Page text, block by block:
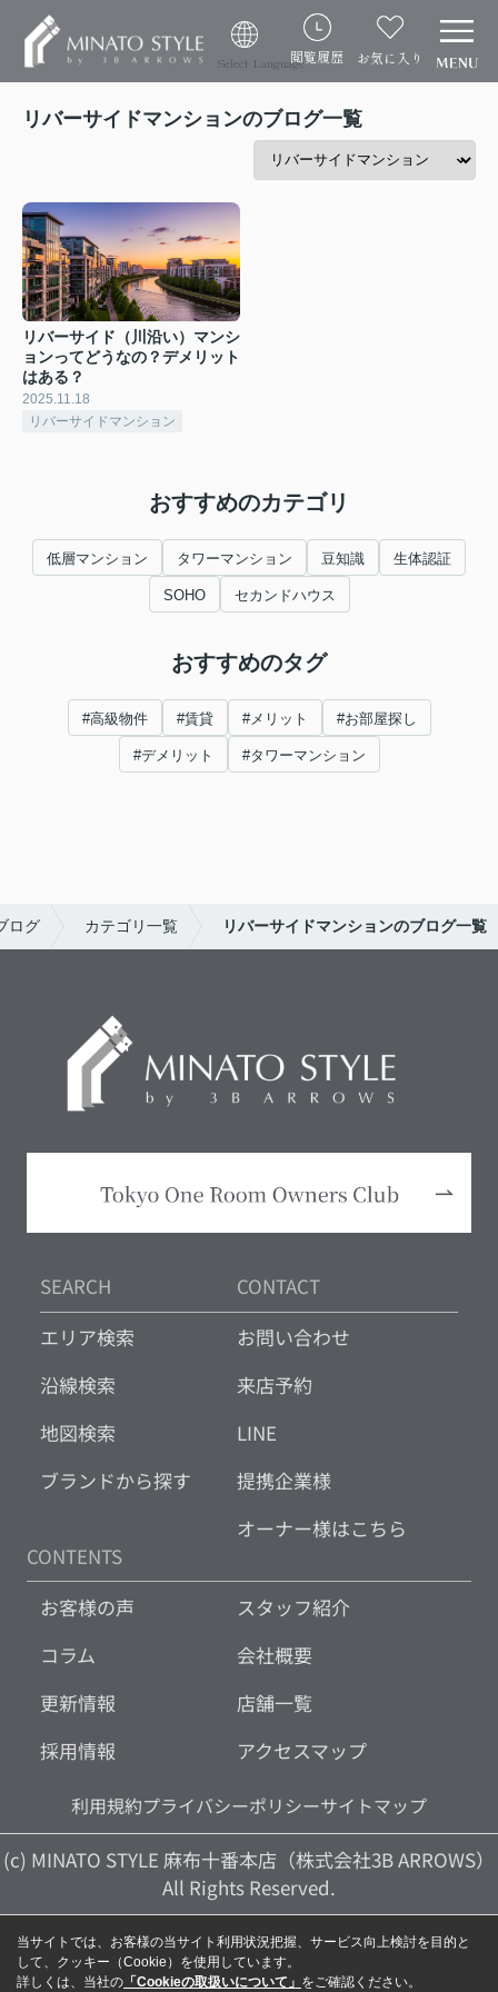
Select Language閲覧履歴 お気に入り
リバーサイドマンションのブログ一覧
リバーサイド（川沿い）マンシ
ョンってどうなの？デメリット
はある？
2025.11.18
リバーサイドマンション
おすすめのカテゴリ
低層マンション タワーマンション 豆知識 生体認証
SOHO セカンドハウス
おすすめのタグ
#高級物件 #賃貸 #メリット #お部屋探し
#デメリット #タワーマンション
ログ カテゴリ一覧 リバーサイドマンションのブログ一覧
SEARCH
エリア検索
沿線検索
地図検索
ブランドから探す
CONTACT
お問い合わせ
来店予約
LINE
提携企業様
オーナー様はこちら
CONTENTS
お客様の声
コラム
更新情報
採用情報
スタッフ紹介
会社概要
店舗一覧
アクセスマップ
利用規約プライバシーポリシーサイトマップ
(c) MINATO STYLE 麻布十番本店（株式会社3B ARROWS）
All Rights Reserved.
当サイトでは、お客様の当サイト利用状況把握、サービス向上検討を目的と
して、クッキー（Cookie）を使用しています。
詳しくは、当社の 「Cookieの取扱いについて」 をご確認ください。